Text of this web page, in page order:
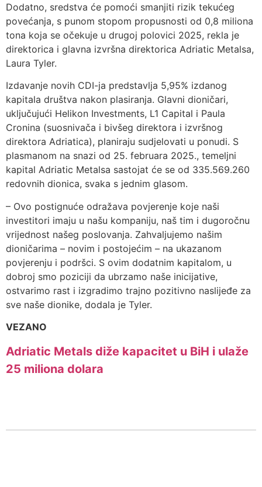
Dodatno, sredstva će pomoći smanjiti rizik tekućeg
povećanja, s punom stopom propusnosti od 0,8 miliona
tona koja se očekuje u drugoj polovici 2025, rekla je
direktorica i glavna izvršna direktorica Adriatic Metalsa,
Laura Tyler.
Izdavanje novih CDI-ja predstavlja 5,95% izdanog
kapitala društva nakon plasiranja. Glavni dioničari,
uključujući Helikon Investments, L1 Capital i Paula
Cronina (suosnivača i bivšeg direktora i izvršnog
direktora Adriatica), planiraju sudjelovati u ponudi. S
plasmanom na snazi ​​od 25. februara 2025., temeljni
kapital Adriatic Metalsa sastojat će se od 335.569.260
redovnih dionica, svaka s jednim glasom.
– Ovo postignuće odražava povjerenje koje naši
investitori imaju u našu kompaniju, naš tim i dugoročnu
vrijednost našeg poslovanja. Zahvaljujemo našim
dioničarima – novim i postojećim – na ukazanom
povjerenju i podršci. S ovim dodatnim kapitalom, u
dobroj smo poziciji da ubrzamo naše inicijative,
ostvarimo rast i izgradimo trajno pozitivno naslijeđe za
sve naše dionike, dodala je Tyler.
VEZANO
Adriatic Metals diže kapacitet u BiH i ulaže
25 miliona dolara